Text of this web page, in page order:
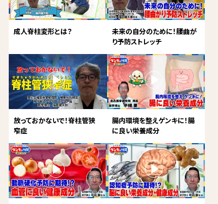
成人脊柱変形とは？
未来の自分のために！腰曲が
り予防ストレッチ
放っておかないで！脊柱管狭
窄症
腸内環境を整えゲンキに！腸
に良い栄養成分